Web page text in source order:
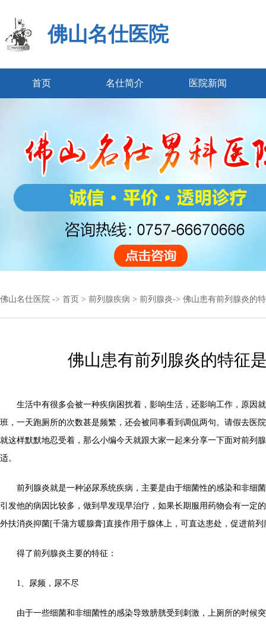
佛山名仕医院
首页 名仕简介 医院新闻
佛山名仕医院 -> 首页 > 前列腺疾病 > 前列腺炎-> 佛山患有前列腺炎的
佛山患有前列腺炎的特征
生活中有很多会被一种疾病困扰着，影响生活，还影响工作，原因
班，一天跑厕所的次数甚是频繁，还会被同事看到调侃两句。请假去医
就这样默默地忍受着，那么小编今天就跟大家一起来分享一下面对前列
适。
前列腺炎就是一种泌尿系统疾病，主要是由于细菌性的感染和非细
引发他的病因比较多，做到早发现早治疗，如果长期服用药物会有一定
外扶消炎抑菌[千蒲方暖腺膏]直接作用于腺体上，可直达患处，促进前列
得了前列腺炎主要的特征：
1、尿频，尿不尽
由于一些细菌和非细菌性的感染导致膀胱受到刺激，上厕所的时候